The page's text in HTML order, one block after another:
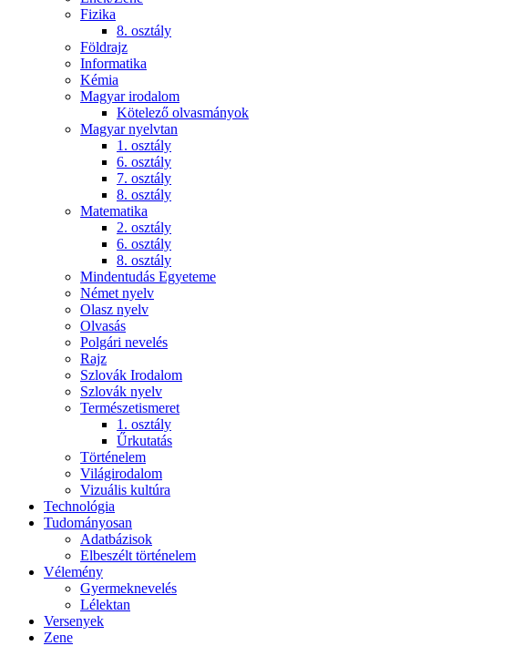
Fizika
8. osztály
Földrajz
Informatika
Kémia
Magyar irodalom
Kötelező olvasmányok
Magyar nyelvtan
1. osztály
6. osztály
7. osztály
8. osztály
Matematika
2. osztály
6. osztály
8. osztály
Mindentudás Egyeteme
Német nyelv
Olasz nyelv
Olvasás
Polgári nevelés
Rajz
Szlovák Irodalom
Szlovák nyelv
Természetismeret
1. osztály
Űrkutatás
Történelem
Világirodalom
Vizuális kultúra
Technológia
Tudományosan
Adatbázisok
Elbeszélt történelem
Vélemény
Gyermeknevelés
Lélektan
Versenyek
Zene